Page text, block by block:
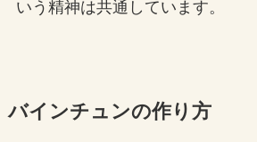
いう精神は共通しています。
バインチュンの作り方